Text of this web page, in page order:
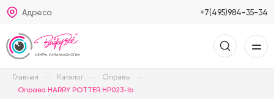
Адреса +7(495)984-35-34
Главная Каталог Оправы
Оправа HARRY POTTER HP023-Ib